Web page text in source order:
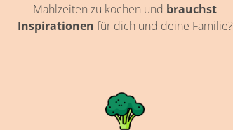
Mahlzeiten zu kochen und brauchst
Inspirationen für dich und deine Familie?